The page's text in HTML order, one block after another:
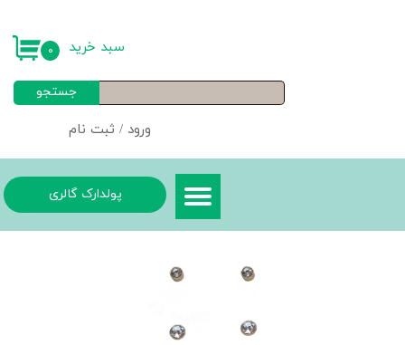
ورود / ثبت نام
خروج از حساب کاربری
جستجو
۰ سبد خرید
پولدارک گالری